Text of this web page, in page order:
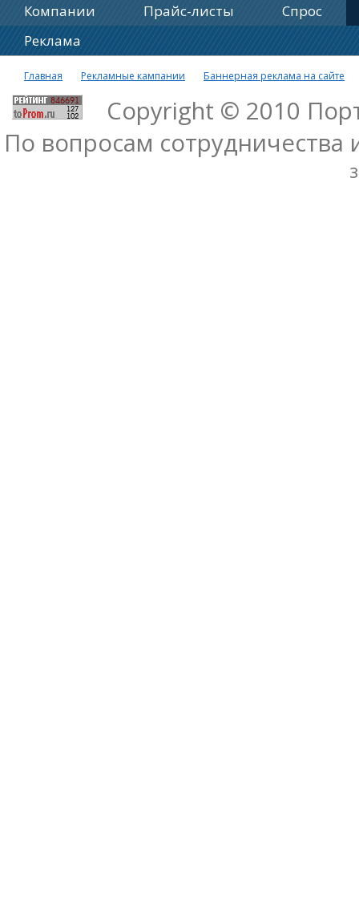
Компании Прайс-листы
Спрос
Реклама
Главная Рекламные кампании Баннерная реклама на сайте
Copyright © 2010
По вопросам